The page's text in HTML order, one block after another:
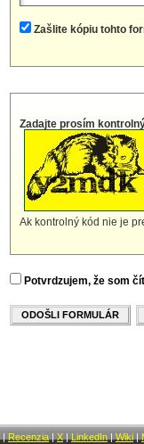
Zašlite kópiu tohto
Zadajte prosím
Ak kontrolný kód nie je
Potvrdzujem, že som
ODOŠLI FORMULÁR
| Recenzia | X | LinkedIn | Wiki |